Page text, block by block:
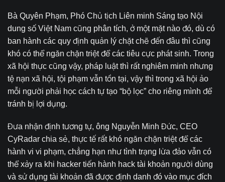
Bà Quyên Phạm, Phó Chủ tịch Liên minh Sáng tạo Nội
dung số Việt Nam cũng phân tích, ở một mặt nào đó, dù có
ban hành các quy định quản lý chặt chẽ đến đâu thì cũng
khó có thể ngăn chặn triệt để các tiêu cực phát sinh. Trong
xã hội thực cũng vậy, pháp luật thì rất nghiêm minh nhưng
tệ nạn xã hội, tội phạm vẫn tồn tại, vậy thì trong xã hội ảo
mỗi người phải học cách tự tạo “bộ lọc” cho riêng mình để
tránh bị lợi dụng.
Đưa nhận định tương tự, ông Nguyễn Minh Đức, CEO
CyRadar chia sẻ, thực tế rất khó ngăn chặn triệt để các
hành vi vi phạm, chẳng hạn như tình trạng lừa đảo vẫn có
thể xảy ra khi hacker tiến hành hack tài khoản người dùng
và sử dụng tài khoản đã được định danh đó vào mục đích